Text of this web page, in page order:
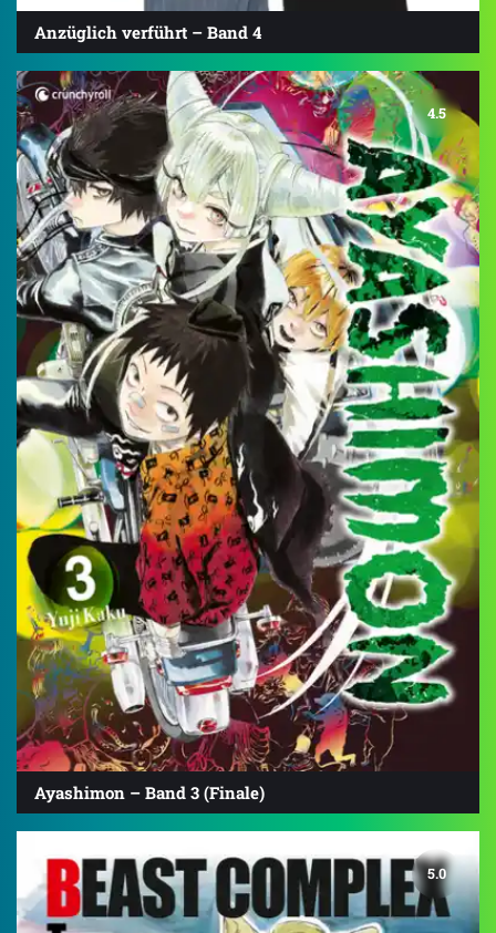
Anzüglich verführt – Band 4
4.5
Ayashimon – Band 3 (Finale)
5.0